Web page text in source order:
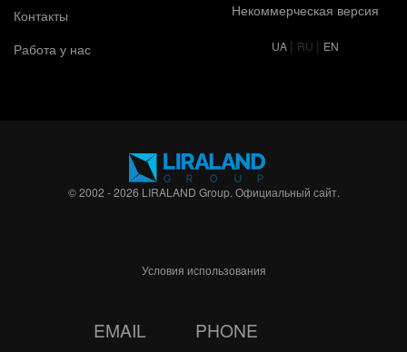
Контакты
Работа у нас
Некоммерческая версия
UA | RU | EN
© 2002 - 2026 LIRALAND Group. Официальный сайт.
Условия использования
EMAIL PHONE